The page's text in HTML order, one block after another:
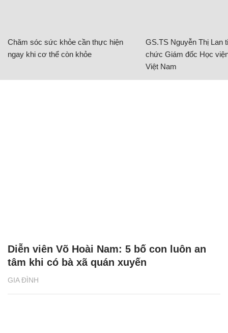
Chăm sóc sức khỏe cần thực hiện
ngay khi cơ thể còn khỏe
GS.TS Nguyễn Thị Lan
chức Giám đốc Học
Việt Nam
GIA ĐÌNH
Diễn viên Võ Hoài Nam: 5 bố con luôn an
tâm khi có bà xã quán xuyến